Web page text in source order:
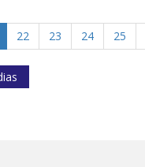
22 23 24 25